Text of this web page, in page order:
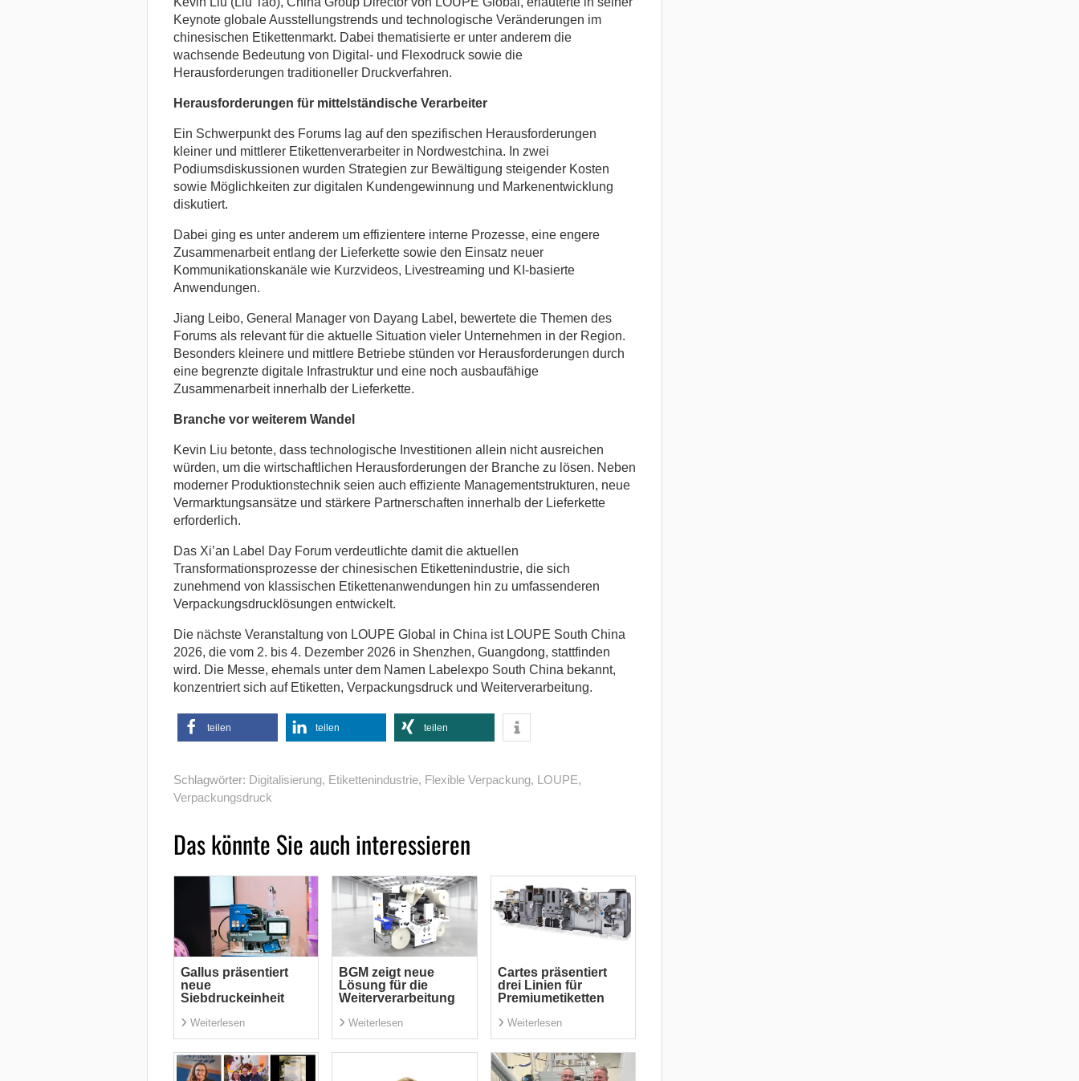
Keynote globale Ausstellungstrends und technologische Veränderungen im
chinesischen Etikettenmarkt. Dabei thematisierte er unter anderem die
wachsende Bedeutung von Digital- und Flexodruck sowie die
Herausforderungen traditioneller Druckverfahren.
Herausforderungen für mittelständische Verarbeiter
Ein Schwerpunkt des Forums lag auf den spezifischen Herausforderungen
kleiner und mittlerer Etikettenverarbeiter in Nordwestchina. In zwei
Podiumsdiskussionen wurden Strategien zur Bewältigung steigender Kosten
sowie Möglichkeiten zur digitalen Kundengewinnung und Markenentwicklung
diskutiert.
Dabei ging es unter anderem um effizientere interne Prozesse, eine engere
Zusammenarbeit entlang der Lieferkette sowie den Einsatz neuer
Kommunikationskanäle wie Kurzvideos, Livestreaming und KI-basierte
Anwendungen.
Jiang Leibo, General Manager von Dayang Label, bewertete die Themen des
Forums als relevant für die aktuelle Situation vieler Unternehmen in der Region.
Besonders kleinere und mittlere Betriebe stünden vor Herausforderungen durch
eine begrenzte digitale Infrastruktur und eine noch ausbaufähige
Zusammenarbeit innerhalb der Lieferkette.
Branche vor weiterem Wandel
Kevin Liu betonte, dass technologische Investitionen allein nicht ausreichen
würden, um die wirtschaftlichen Herausforderungen der Branche zu lösen. Neben
moderner Produktionstechnik seien auch effiziente Managementstrukturen, neue
Vermarktungsansätze und stärkere Partnerschaften innerhalb der Lieferkette
erforderlich.
Das Xi’an Label Day Forum verdeutlichte damit die aktuellen
Transformationsprozesse der chinesischen Etikettenindustrie, die sich
zunehmend von klassischen Etikettenanwendungen hin zu umfassenderen
Verpackungsdrucklösungen entwickelt.
Die nächste Veranstaltung von LOUPE Global in China ist LOUPE South China
2026, die vom 2. bis 4. Dezember 2026 in Shenzhen, Guangdong, stattfinden
wird. Die Messe, ehemals unter dem Namen Labelexpo South China bekannt,
konzentriert sich auf Etiketten, Verpackungsdruck und Weiterverarbeitung.
teilen teilen teilen
Schlagwörter: Digitalisierung, Etikettenindustrie, Flexible Verpackung, LOUPE,
Verpackungsdruck
Das könnte Sie auch interessieren
Gallus präsentiert
neue
Siebdruckeinheit
Weiterlesen
BGM zeigt neue
Lösung für die
Weiterverarbeitung
Weiterlesen
Cartes präsentiert
drei Linien für
Premiumetiketten
Weiterlesen